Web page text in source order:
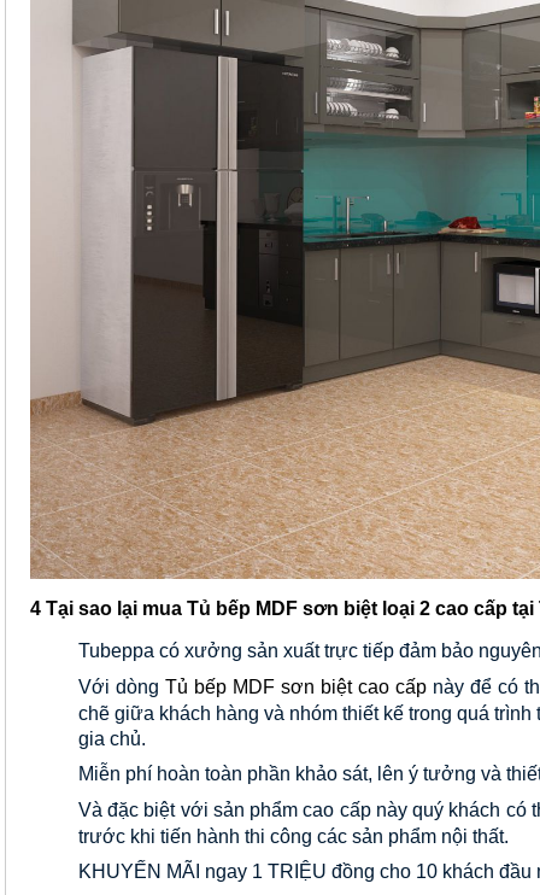
4 Tại sao lại mua Tủ bếp MDF sơn biệt loại 2 cao cấp tại
Tubeppa có xưởng sản xuất trực tiếp đảm bảo
Với dòng Tủ bếp MDF sơn biệt cao cấp này để có
chẽ giữa khách hàng và nhóm thiết kế trong quá
gia chủ.
Miễn phí hoàn toàn phần khảo sát, lên ý tưởng và
Và đặc biệt với sản phẩm cao cấp này quý khách
trước khi tiến hành thi công các sản phẩm nội thất.
KHUYẾN MÃI ngay 1 TRIỆU đồng cho 10 khách đầu